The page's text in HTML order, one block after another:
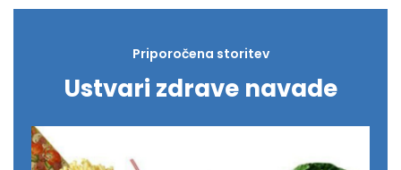
Priporočena storitev
Ustvari zdrave navade